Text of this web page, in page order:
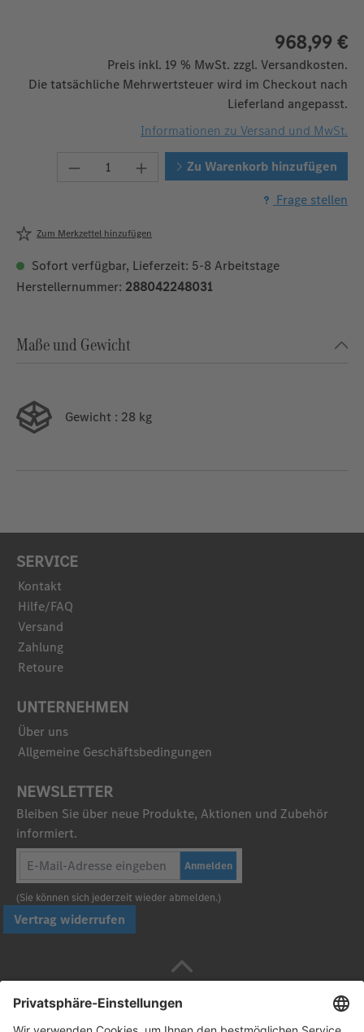
968,99 €
Preis inkl. 19 % MwSt. zzgl. Versandkosten.
Die tatsächliche Mehrwertsteuer wird im Checkout nach
Lieferland angepasst.
Informationen zu Versand und MwSt.
Produkt Anzahl: Gib denZu Warenkorb hinzufügen
Frage stellen
Zum Merkzettel hinzufügen
Sofort verfügbar, Lieferzeit: 5-8 Arbeitstage
Herstellernummer: 288042248031
Maße und Gewicht
Gewicht : 28 kg
SERVICE
Kontakt
Hilfe/FAQ
Versand
Zahlung
Retoure
UNTERNEHMEN
Über uns
Allgemeine Geschäftsbedingungen
NEWSLETTER
Bleiben Sie über neue Produkte, Aktionen und Zubehör
informiert.
Anmelden
(Sie können sich jederzeit wieder abmelden.)
Vertrag widerrufen